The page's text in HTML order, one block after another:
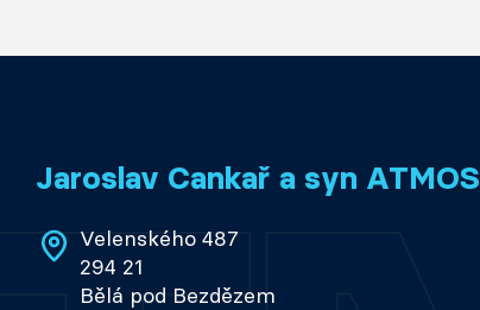
Jaroslav Cankař a syn ATMOS
Velenského 487
294 21
Bělá pod Bezdězem